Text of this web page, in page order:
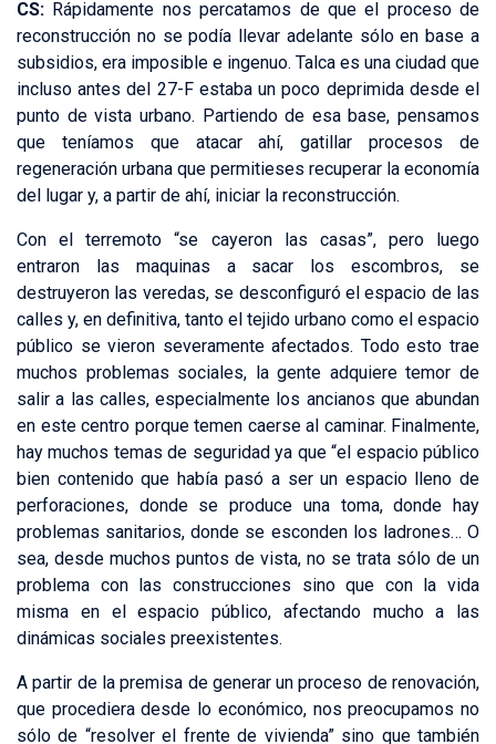
CS: Rápidamente nos percatamos de que el proceso de
reconstrucción no se podía llevar adelante sólo en base a
subsidios, era imposible e ingenuo. Talca es una ciudad que
incluso antes del 27-F estaba un poco deprimida desde el
punto de vista urbano. Partiendo de esa base, pensamos
que teníamos que atacar ahí, gatillar procesos de
regeneración urbana que permitieses recuperar la economía
del lugar y, a partir de ahí, iniciar la reconstrucción.
Con el terremoto “se cayeron las casas”, pero luego
entraron las maquinas a sacar los escombros, se
destruyeron las veredas, se desconfiguró el espacio de las
calles y, en definitiva, tanto el tejido urbano como el espacio
público se vieron severamente afectados. Todo esto trae
muchos problemas sociales, la gente adquiere temor de
salir a las calles, especialmente los ancianos que abundan
en este centro porque temen caerse al caminar. Finalmente,
hay muchos temas de seguridad ya que “el espacio público
bien contenido que había pasó a ser un espacio lleno de
perforaciones, donde se produce una toma, donde hay
problemas sanitarios, donde se esconden los ladrones… O
sea, desde muchos puntos de vista, no se trata sólo de un
problema con las construcciones sino que con la vida
misma en el espacio público, afectando mucho a las
dinámicas sociales preexistentes.
A partir de la premisa de generar un proceso de renovación,
que procediera desde lo económico, nos preocupamos no
sólo de “resolver el frente de vivienda” sino que también